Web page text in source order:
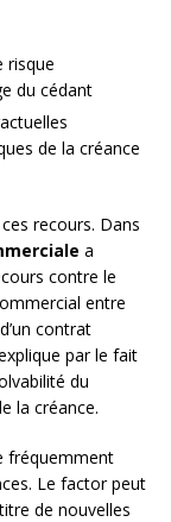
risque
du cédant
de la créance
recours. Dans
a
contre le
entre
contrat
par le fait
du
la créance.
fréquemment
Le factor peut
de nouvelles